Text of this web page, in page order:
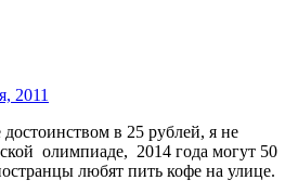
2011
в 25 рублей, я не
олимпиаде, 2014 года могут 50
любят пить кофе на улице.